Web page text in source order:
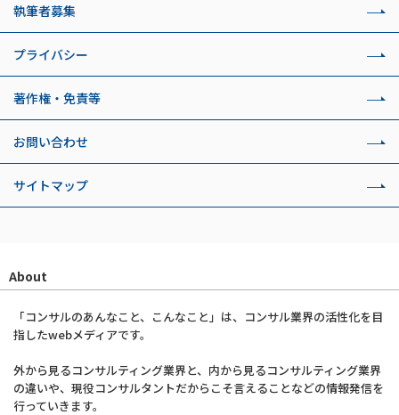
執筆者募集
プライバシー
著作権・免責等
お問い合わせ
サイトマップ
About
「コンサルのあんなこと、こんなこと」は、コンサル業界の活性化を目
指したwebメディアです。
外から見るコンサルティング業界と、内から見るコンサルティング業界
の違いや、現役コンサルタントだからこそ言えることなどの情報発信を
行っていきます。